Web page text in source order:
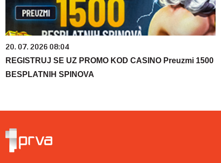
20. 07. 2026 08:04
REGISTRUJ SE UZ PROMO KOD CASINO Preuzmi 1500
BESPLATNIH SPINOVA